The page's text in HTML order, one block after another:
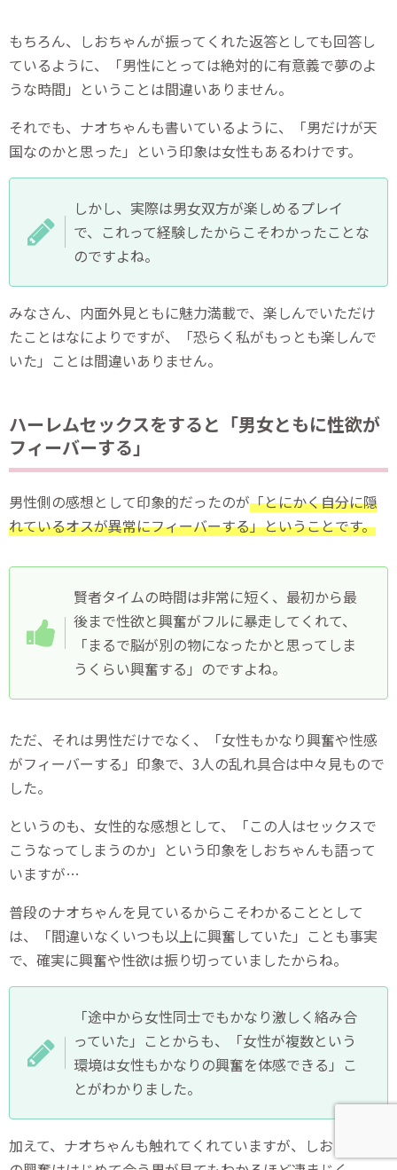
もちろん、しおちゃんが振ってくれた返答としても回答し
ているように、「男性にとっては絶対的に有意義で夢のよ
うな時間」ということは間違いありません。
それでも、ナオちゃんも書いているように、「男だけが天
国なのかと思った」という印象は女性もあるわけです。
しかし、実際は男女双方が楽しめるプレイ
で、これって経験したからこそわかったことな
のですよね。
みなさん、内面外見ともに魅力満載で、楽しんでいただけ
たことはなによりですが、「恐らく私がもっとも楽しんで
いた」ことは間違いありません。
ハーレムセックスをすると「男女ともに性欲が
フィーバーする」
男性側の感想として印象的だったのが「とにかく自分に隠
れているオスが異常にフィーバーする」ということです。
賢者タイムの時間は非常に短く、最初から最
後まで性欲と興奮がフルに暴走してくれて、
「まるで脳が別の物になったかと思ってしま
うくらい興奮する」のですよね。
ただ、それは男性だけでなく、「女性もかなり興奮や性感
がフィーバーする」印象で、3人の乱れ具合は中々見もので
した。
というのも、女性的な感想として、「この人はセックスで
こうなってしまうのか」という印象をしおちゃんも語って
いますが…
普段のナオちゃんを見ているからこそわかることとして
は、「間違いなくいつも以上に興奮していた」ことも事実
で、確実に興奮や性欲は振り切っていましたからね。
「途中から女性同士でもかなり激しく絡み合
っていた」ことからも、「女性が複数という
環境は女性もかなりの興奮を体感できる」こ
とがわかりました。
加えて、ナオちゃんも触れてくれていますが、しおちゃん